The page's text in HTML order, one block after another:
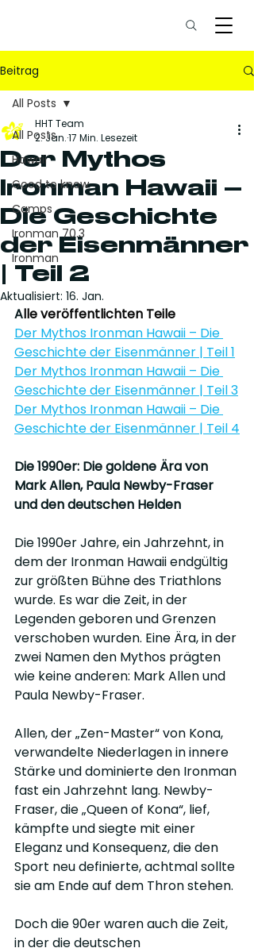
Beitrag
All Posts
Hawaii
Good to know
Camps
Ironman 70.3
Ironman
All Posts
Der Mythos
Ironman Hawaii –
Die Geschichte
der Eisenmänner
| Teil 2
HHT Team
2. Jan.17 Min. Lesezeit
Aktualisiert: 16. Jan.
Alle veröffentlichten Teile
Der Mythos Ironman Hawaii – Die
Geschichte der Eisenmänner | Teil 1
Der Mythos Ironman Hawaii – Die
Geschichte der Eisenmänner | Teil 3
Der Mythos Ironman Hawaii – Die
Geschichte der Eisenmänner | Teil 4
Die 1990er: Die goldene Ära von
Mark Allen, Paula Newby-Fraser
und den deutschen Helden
Die 1990er Jahre, ein Jahrzehnt, in
dem der Ironman Hawaii endgültig
zur größten Bühne des Triathlons
wurde. Es war die Zeit, in der
Legenden geboren und Grenzen
verschoben wurden. Eine Ära, in der
zwei Namen den Mythos prägten
wie keine anderen: Mark Allen und
Paula Newby-Fraser.
Allen, der „Zen-Master“ von Kona,
verwandelte Niederlagen in innere
Stärke und dominierte den Ironman
fast ein Jahrzehnt lang. Newby-
Fraser, die „Queen of Kona“, lief,
kämpfte und siegte mit einer
Eleganz und Konsequenz, die den
Sport neu definierte, achtmal sollte
sie am Ende auf dem Thron stehen.
Doch die 90er waren auch die Zeit,
in der die deutschen